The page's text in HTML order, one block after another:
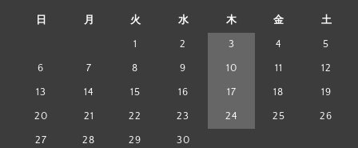
日 月 火 水 木 金 土
1 2 3 4 5
6 7 8 9 10 11 12
13 14 15 16 17 18 19
20 21 22 23 24 25 26
27 28 29 30